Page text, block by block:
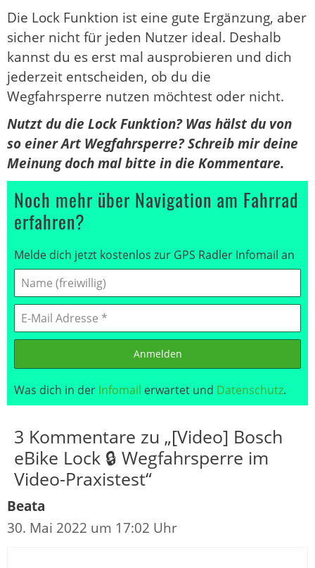
Die Lock Funktion ist eine gute Ergänzung, aber
sicher nicht für jeden Nutzer ideal. Deshalb
kannst du es erst mal ausprobieren und dich
jederzeit entscheiden, ob du die
Wegfahrsperre nutzen möchtest oder nicht.
Nutzt du die Lock Funktion? Was hälst du von
so einer Art Wegfahrsperre? Schreib mir deine
Meinung doch mal bitte in die Kommentare.
Noch mehr über Navigation am Fahrrad
erfahren?
Melde dich jetzt kostenlos zur GPS Radler Infomail an
Anmelden
Was dich in der Infomail erwartet und Datenschutz.
3 Kommentare zu „[Video] Bosch
eBike Lock 🔒 Wegfahrsperre im
Video-Praxistest“
Beata
30. Mai 2022 um 17:02 Uhr